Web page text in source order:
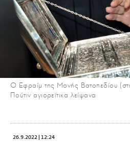
Ο Εφραίμ της Μονής Βατοπεδίου (στη
Πούτιν αγιορείτικα λείψανα
26.9.2022 | 12:24